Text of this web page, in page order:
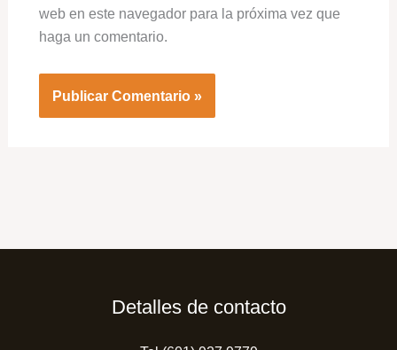
web en este navegador para la próxima vez que
haga un comentario.
Detalles de contacto